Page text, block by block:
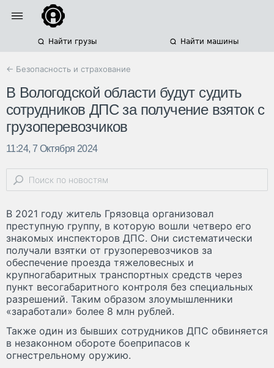
Найти грузы Найти машины
← Безопасность и страхование
В Вологодской области будут судить
сотрудников ДПС за получение взяток с
грузоперевозчиков
11:24, 7 Октября 2024
В 2021 году житель Грязовца организовал
преступную группу, в которую вошли четверо его
знакомых инспекторов ДПС. Они систематически
получали взятки от грузоперевозчиков за
обеспечение проезда тяжеловесных и
крупногабаритных транспортных средств через
пункт весогабаритного контроля без специальных
разрешений. Таким образом злоумышленники
«заработали» более 8 млн рублей.
Также один из бывших сотрудников ДПС обвиняется
в незаконном обороте боеприпасов к
огнестрельному оружию.